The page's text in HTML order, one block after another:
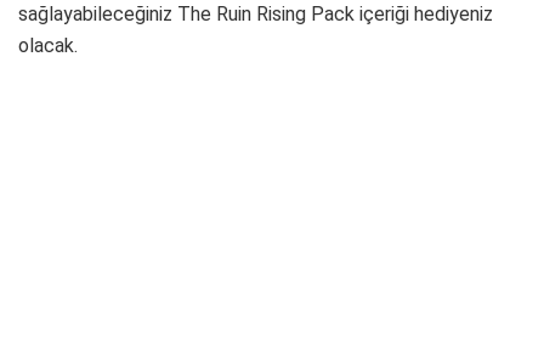
sağlayabileceğiniz The Ruin Rising Pack içeriği hediyeniz
olacak.